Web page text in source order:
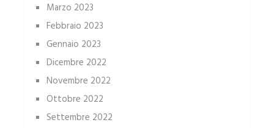
Marzo 2023
Febbraio 2023
Gennaio 2023
Dicembre 2022
Novembre 2022
Ottobre 2022
Settembre 2022